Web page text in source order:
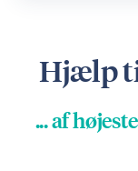
Hjælp til
... af